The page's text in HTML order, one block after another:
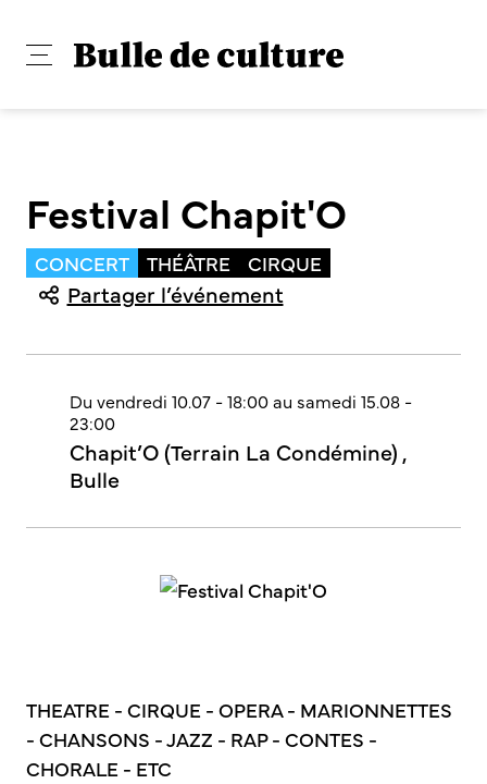
Festival Chapit'O
CONCERT THÉÂTRE CIRQUE
Partager l’événement
Du vendredi 10.07 - 18:00 au samedi 15.08 -
23:00
Chapit’O (Terrain La Condémine) ,
Bulle
THEATRE - CIRQUE - OPERA - MARIONNETTES
- CHANSONS - JAZZ - RAP - CONTES -
CHORALE - ETC